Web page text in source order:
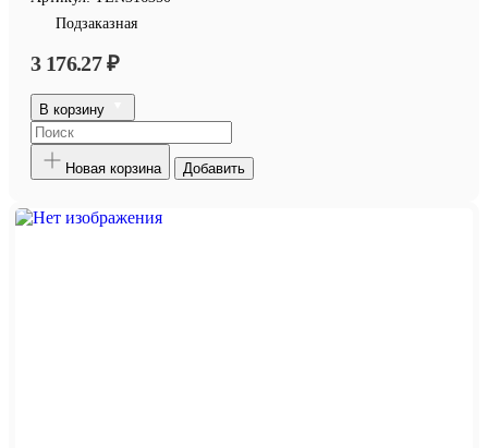
Подзаказная
3 176.27 ₽
В корзину
Новая корзина Добавить